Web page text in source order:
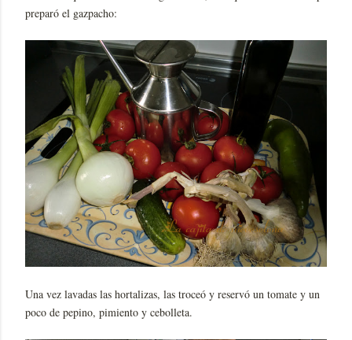
preparó el gazpacho:
Una vez lavadas las hortalizas, las troceó y reservó un tomate y un
poco de pepino, pimiento y cebolleta.